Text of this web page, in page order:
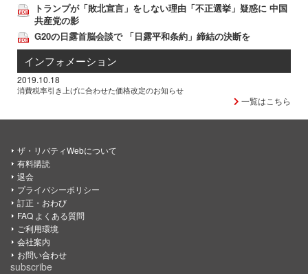
トランプが「敗北宣言」をしない理由「不正選挙」疑惑に 中国
共産党の影
G20の日露首脳会談で 「日露平和条約」締結の決断を
インフォメーション
2019.10.18
消費税率引き上げに合わせた価格改定のお知らせ
一覧はこちら
ザ・リバティWebについて
有料購読
退会
プライバシーポリシー
訂正・おわび
FAQ よくある質問
ご利用環境
会社案内
お問い合わせ
subscribe